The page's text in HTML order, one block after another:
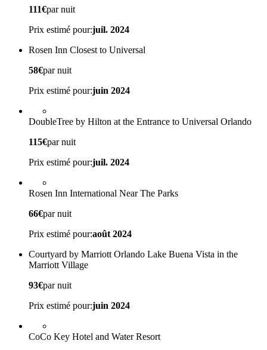
111€par nuit
Prix estimé pour:juil. 2024
Rosen Inn Closest to Universal
58€par nuit
Prix estimé pour:juin 2024
DoubleTree by Hilton at the Entrance to Universal Orlando
115€par nuit
Prix estimé pour:juil. 2024
Rosen Inn International Near The Parks
66€par nuit
Prix estimé pour:août 2024
Courtyard by Marriott Orlando Lake Buena Vista in the
Marriott Village
93€par nuit
Prix estimé pour:juin 2024
CoCo Key Hotel and Water Resort